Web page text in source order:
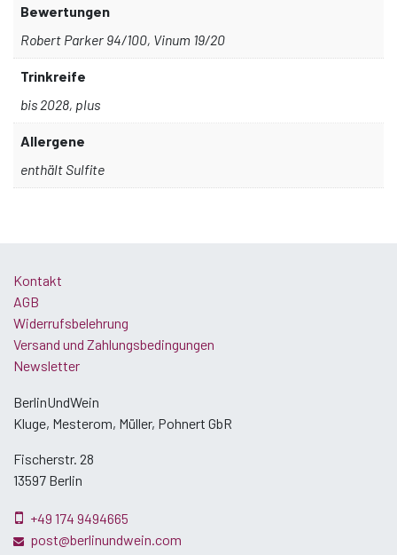
Bewertungen
Robert Parker 94/100, Vinum 19/20
Trinkreife
bis 2028, plus
Allergene
enthält Sulfite
Kontakt
AGB
Widerrufsbelehrung
Versand und Zahlungsbedingungen
Newsletter
BerlinUndWein
Kluge, Mesterom, Müller, Pohnert GbR
Fischerstr. 28
13597 Berlin
+49 174 9494665
post@berlinundwein.com